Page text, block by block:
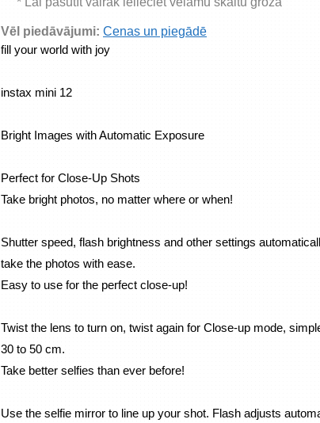
Vēl piedāvājumi: Cenas un piegādē
fill your world with joy
instax mini 12
Bright Images with Automatic Exposure
Perfect for Close-Up Shots
Take bright photos, no matter where or when!
Shutter speed, flash brightness and other settings
take the photos with ease.
Easy to use for the perfect close-up!
Twist the lens to turn on, twist again for Close-up mode,
30 to 50 cm.
Take better selfies than ever before!
Use the selfie mirror to line up your shot. Flash adjusts